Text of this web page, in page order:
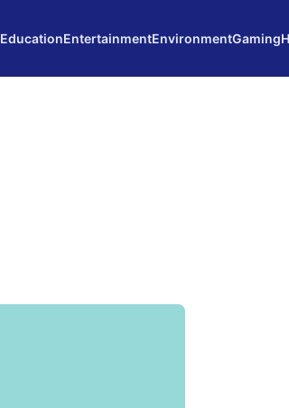
EducationEntertainmentEnvironmentGaming